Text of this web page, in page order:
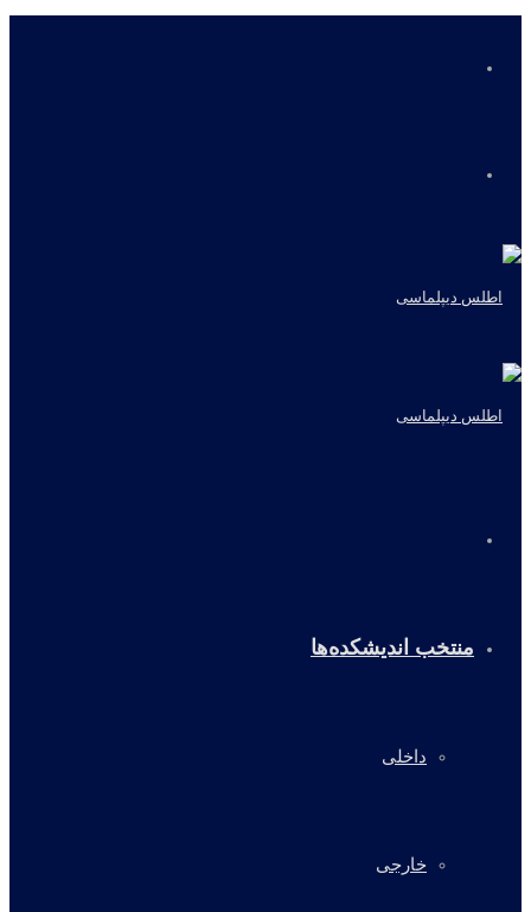
منتخب اندیشکده‌ها
داخلی
خارجی